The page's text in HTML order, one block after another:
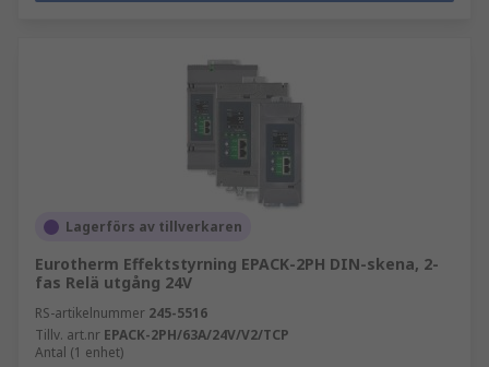
Lagerförs av tillverkaren
Eurotherm Effektstyrning EPACK-2PH DIN-skena, 2-
fas Relä utgång 24V
RS-artikelnummer 245-5516
Tillv. art.nr EPACK-2PH/63A/24V/V2/TCP
Antal (1 enhet)